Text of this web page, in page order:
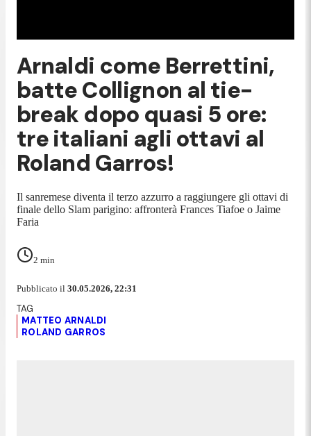
Arnaldi come Berrettini,
batte Collignon al tie-
break dopo quasi 5 ore:
tre italiani agli ottavi al
Roland Garros!
Il sanremese diventa il terzo azzurro a raggiungere gli ottavi di
finale dello Slam parigino: affronterà Frances Tiafoe o Jaime
Faria
2 min
Pubblicato il 30.05.2026, 22:31
MATTEO ARNALDI
ROLAND GARROS